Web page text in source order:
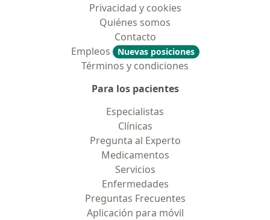
Privacidad y cookies
Quiénes somos
Contacto
Empleos
Nuevas posiciones
Términos y condiciones
Para los pacientes
Especialistas
Clínicas
Pregunta al Experto
Medicamentos
Servicios
Enfermedades
Preguntas Frecuentes
Aplicación para móvil